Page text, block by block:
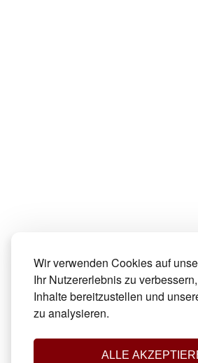
Wir verwenden Cookies auf
Ihr Nutzererlebnis zu
Inhalte bereitzustellen und
zu analysieren.
ALLE